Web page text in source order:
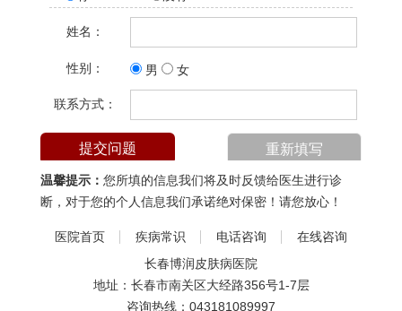
姓名：
性别： 男 女
联系方式：
温馨提示： 您所填的信息我们将及时反馈给医生进行诊
断，对于您的个人信息我们承诺绝对保密！请您放心！
医院首页 疾病常识 电话咨询
在线咨询
长春博润皮肤病医院
地址：长春市南关区大经路356号1-7层
咨询热线： 043181089997